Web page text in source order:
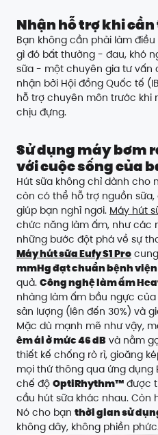
Nhận hỗ trợ khi
Bạn không cần phải làm
gì đó bất thường - đau, khó
sữa - một chuyên gia tư vấn
nhận bởi Hội đồng Quốc tế
hỗ trợ chuyên môn trước khi
chịu đựng.
Sử dụng máy bơm
với cuộc sống của
Hút sữa không chỉ dành cho
còn có thể hỗ trợ nguồn
giúp bạn nghỉ ngơi. Máy hút
chức năng làm ấm, như các
những bước đột phá về sự
Máy hút sữa Eufy S1 Pro
mmHg đạt chuẩn bệnh viện
quả. Công nghệ làm ấm
nhàng làm ấm bầu ngực
sản lượng (lên đến 30%) và
Mặc dù mạnh mẽ như vậy,
êm ái ở mức 46 dB và nằm
thiết kế chống rò rỉ, gioăng
mọi thứ thông qua ứng dụng
chế độ OptiRhythm™ được
cầu hút sữa khác nhau. Còn
Nó cho bạn thời gian sử
không dây, không phiền